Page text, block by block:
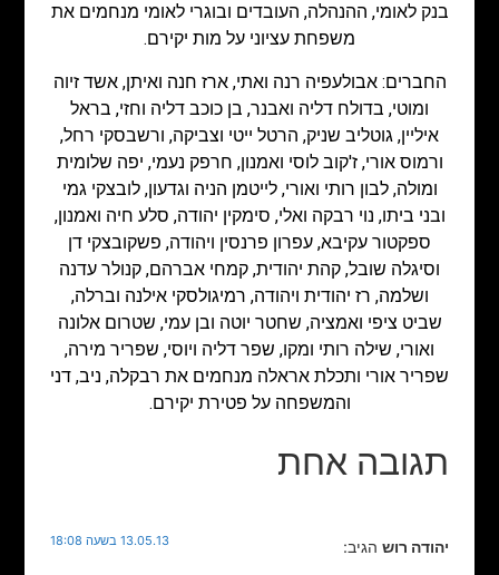
בנק לאומי, ההנהלה, העובדים ובוגרי לאומי מנחמים את
משפחת עציוני על מות יקירם.
החברים: אבולעפיה רנה ואתי, ארז חנה ואיתן, אשד זיוה
ומוטי, בדולח דליה ואבנר, בן כוכב דליה וחזי, בראל
איליין, גוטליב שניק, הרטל ייטי וצביקה, ורשבסקי רחל,
ורמוס אורי, ז'קוב לוסי ואמנון, חרפק נעמי, יפה שלומית
ומולה, לבון רותי ואורי, לייטמן הניה וגדעון, לובצקי גמי
ובני ביתו, נוי רבקה ואלי, סימקין יהודה, סלע חיה ואמנון,
ספקטור עקיבא, עפרון פרנסין ויהודה, פשקובצקי דן
וסיגלה שובל, קהת יהודית, קמחי אברהם, קנולר עדנה
ושלמה, רז יהודית ויהודה, רמיגולסקי אילנה וברלה,
שביט ציפי ואמציה, שחטר יוטה ובן עמי, שטרום אלונה
ואורי, שילה רותי ומקו, שפר דליה ויוסי, שפריר מירה,
שפריר אורי ותכלת אראלה מנחמים את רבקלה, ניב, דני
והמשפחה על פטירת יקירם.
תגובה אחת
יהודה רוש הגיב: 13.05.13 בשעה 18:08